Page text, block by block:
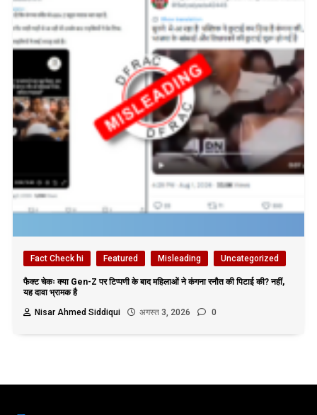
Fact Check hi Featured Misleading Uncategorized
फैक्ट चेकः क्या Gen-Z पर टिप्पणी के बाद महिलाओं ने कंगना रनौत की पिटाई की? नहीं,
यह दावा भ्रामक है
Nisar Ahmed Siddiqui
अगस्त 3, 2026 0